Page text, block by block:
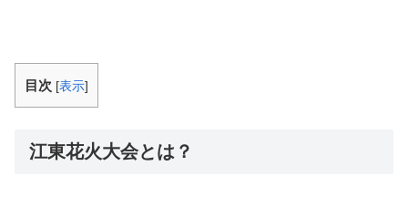
目次 [表示]
江東花火大会とは？